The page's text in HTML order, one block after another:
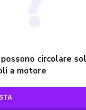
circolare
a motore